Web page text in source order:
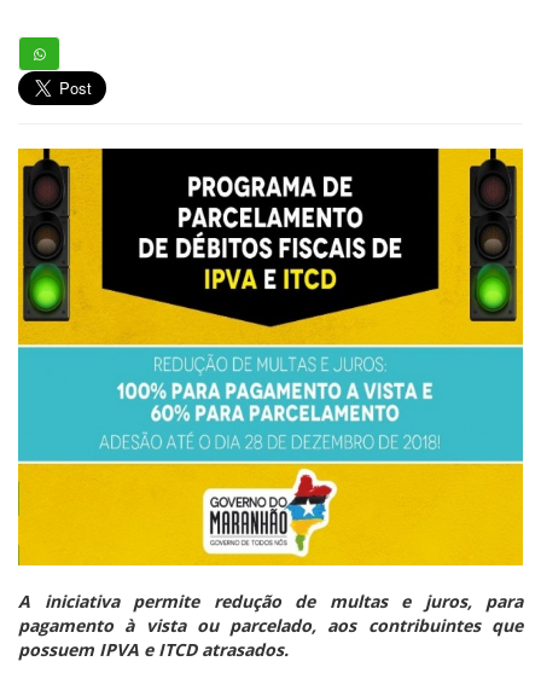
A iniciativa permite redução de multas e juros, para
pagamento à vista ou parcelado, aos contribuintes que
possuem IPVA e ITCD atrasados.